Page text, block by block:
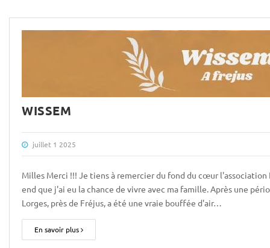
WISSEM
juillet 1 2025
Milles Merci !!! Je tiens à remercier du fond du cœur l'association
end que j'ai eu la chance de vivre avec ma famille. Après une
Lorges, près de Fréjus, a été une vraie bouffée d'air…
En savoir plus